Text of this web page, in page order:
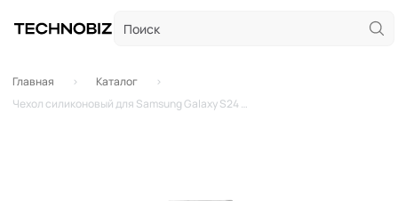
Главная
Каталог
Чехол силиконовый для Samsung Galaxy S24 Ultra (Прозрачный)